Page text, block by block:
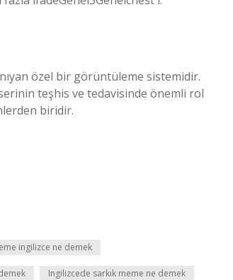
özel bir görüntüleme sistemidir.
teşhis ve tedavisinde önemli rol
biridir.
ingilizce ne demek
Ingilizcede sarkık meme ne demek